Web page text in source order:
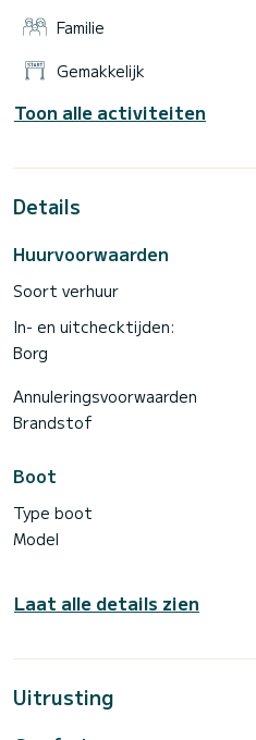
Familie
Gemakkelijk
Toon alle activiteiten
Details
Huurvoorwaarden
Soort verhuur
In- en uitchecktijden:
Borg
Annuleringsvoorwaarden
Brandstof
Boot
Type boot
Model
Laat alle details zien
Uitrusting